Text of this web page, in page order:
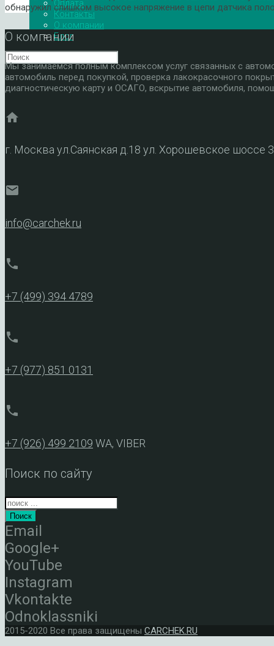
Оплата
Контакты
О компании
Блог
обнаружил слишком высокое напряжение в цепи датчика
О компании
Мы занимаемся полным комплексом услуг связанных с
автомобиль перед покупкой, проверка лакокрасочного
диагностическую карту и ОСАГО, вскрытие автомобиля,
home
г. Москва ул.Саянская д.18 ул. Хорошевское шоссе
mail
info@carchek.ru
phone
+7 (499) 394 4789
phone
+7 (977) 851 0131
phone
+7 (926) 499 2109 WA, VIBER
Поиск по сайту
Поиск
Email
Google+
YouTube
Instagram
Vkontakte
Odnoklassniki
2015-2020 Все права защищены CARCHEK.RU